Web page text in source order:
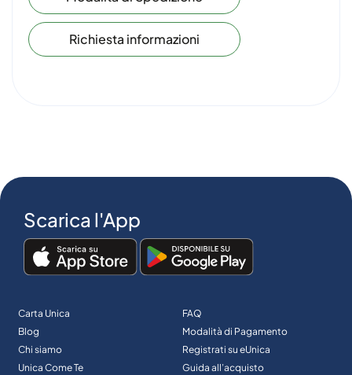
Richiesta informazioni
Scarica l'App
Carta Unica
Blog
Chi siamo
Unica Come Te
FAQ
Modalità di Pagamento
Registrati su eUnica
Guida all’acquisto